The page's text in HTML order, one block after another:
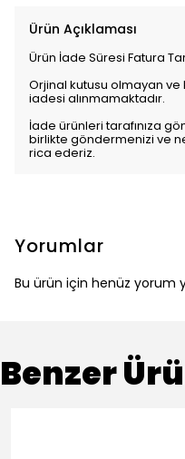
Ürün Açıklaması
Ürün İade Süresi Fatura
Orjinal kutusu olmayan
iadesi alınmamaktadır.
İade ürünleri tarafınıza
birlikte göndermenizi ve
rica ederiz.
Yorumlar
Bu ürün için henüz yorum
Benzer